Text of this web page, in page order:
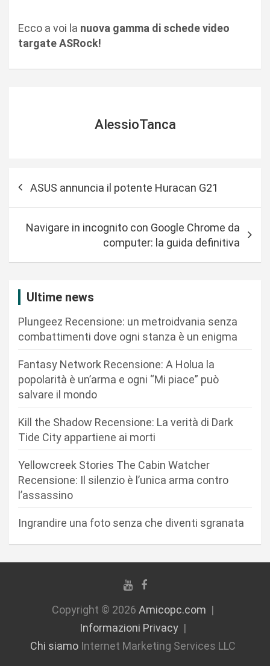
Ecco a voi la nuova gamma di schede video
targate ASRock!
AlessioTanca
ASUS annuncia il potente Huracan G21
Navigare in incognito con Google Chrome da
computer: la guida definitiva
Ultime news
Plungeez Recensione: un metroidvania senza
combattimenti dove ogni stanza è un enigma
Fantasy Network Recensione: A Holua la
popolarità è un’arma e ogni “Mi piace” può
salvare il mondo
Kill the Shadow Recensione: La verità di Dark
Tide City appartiene ai morti
Yellowcreek Stories The Cabin Watcher
Recensione: Il silenzio è l’unica arma contro
l’assassino
Ingrandire una foto senza che diventi sgranata
Copyright © 2026 Amicopc.com
Informazioni Privacy
Chi siamoInternet Marketing Services LLC